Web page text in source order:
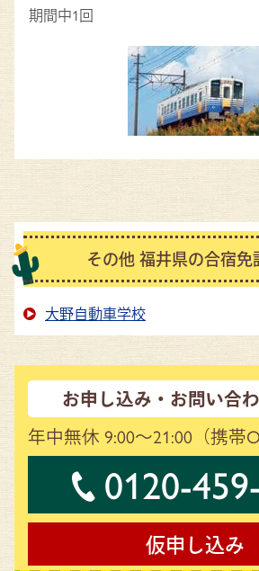
期間中1回
その他 福井県の合宿免
大野自動車学校
お申し込み・お問い合
年中無休 9:00～21:00 （携帯
0120-
仮申し込み